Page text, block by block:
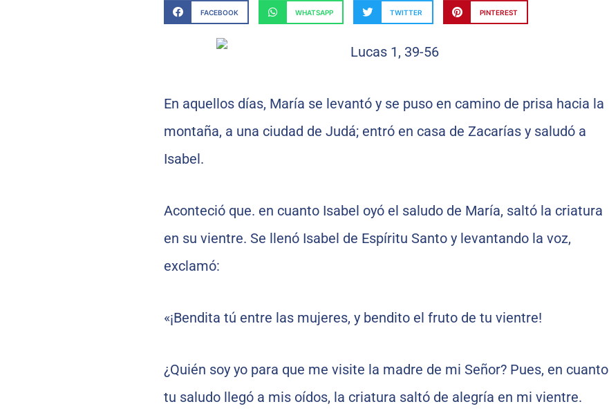
FACEBOOK WHATSAPP TWITTER PINTEREST
En aquellos días, María se levantó y se puso en camino de prisa hacia la
montaña, a una ciudad de Judá; entró en casa de Zacarías y saludó a
Isabel.
Aconteció que. en cuanto Isabel oyó el saludo de María, saltó la criatura
en su vientre. Se llenó Isabel de Espíritu Santo y levantando la voz,
exclamó:
«¡Bendita tú entre las mujeres, y bendito el fruto de tu vientre!
¿Quién soy yo para que me visite la madre de mi Señor? Pues, en cuanto
tu saludo llegó a mis oídos, la criatura saltó de alegría en mi vientre.